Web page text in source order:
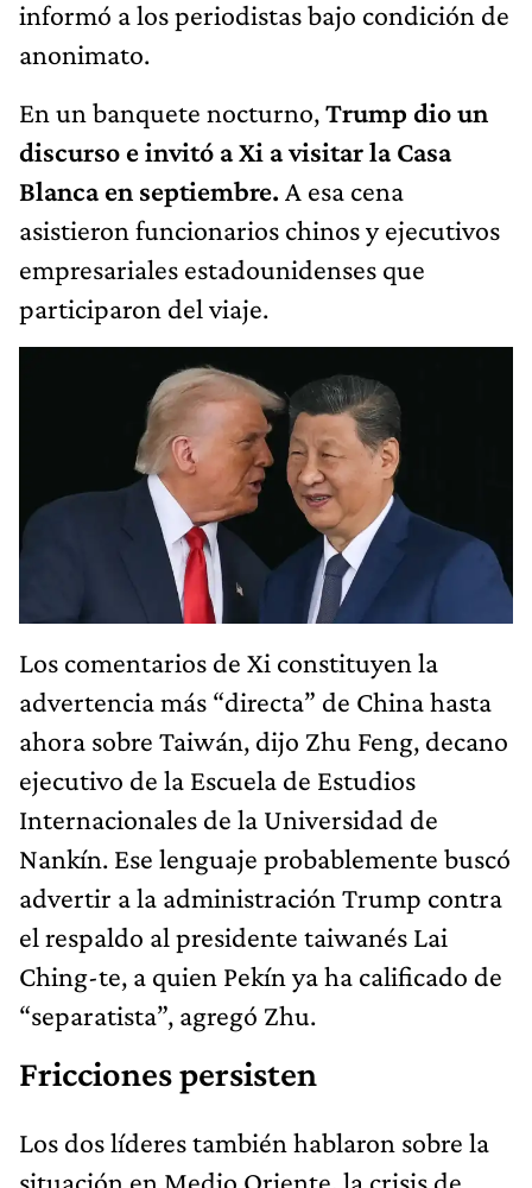
informó a los periodistas bajo condición de
anonimato.
En un banquete nocturno,Trump dio un
discurso e invitó a Xi a visitar la Casa
Blanca en septiembre. A esa cena
asistieron funcionarios chinos y ejecutivos
empresariales estadounidenses que
participaron del viaje.
Los comentarios de Xi constituyen la
advertencia más “directa” de China hasta
ahora sobre Taiwán, dijo Zhu Feng, decano
ejecutivo de la Escuela de Estudios
Internacionales de la Universidad de
Nankín. Ese lenguaje probablemente buscó
advertir a la administración Trump contra
el respaldo al presidente taiwanés Lai
Ching-te, a quien Pekín ya ha calificado de
“separatista”, agregó Zhu.
Fricciones persisten
Los dos líderes también hablaron sobre la